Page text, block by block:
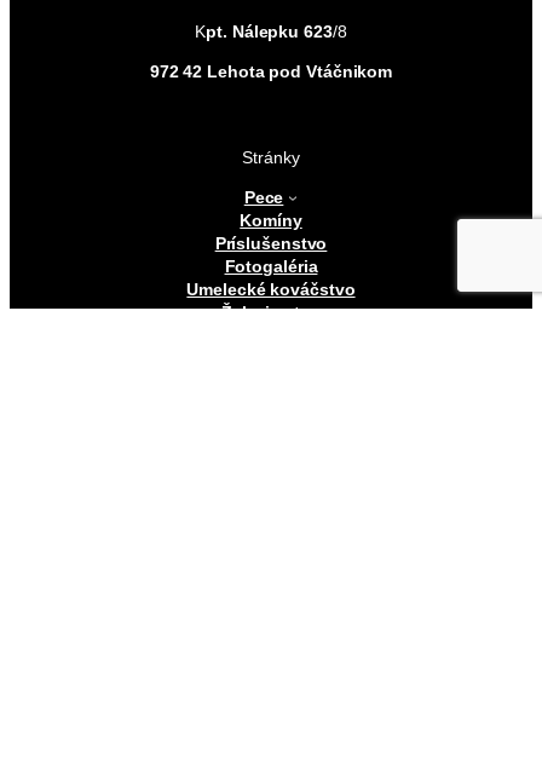
Kpt. Nálepku 623/8
972 42 Lehota pod Vtáčnikom
Stránky
Pece
Komíny
Príslušenstvo
Fotogaléria
Umelecké kováčstvo
Železiarstvo